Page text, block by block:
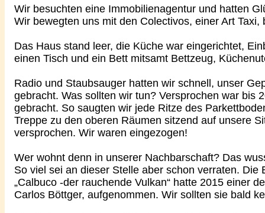
Wir besuchten eine Immobilienagentur und hatten
Wir bewegten uns mit den Colectivos, einer Art
Das Haus stand leer, die Küche war eingerichtet,
einen Tisch und ein Bett mitsamt Bettzeug,
Radio und Staubsauger hatten wir schnell, unser
gebracht. Was sollten wir tun? Versprochen war bis
gebracht. So saugten wir jede Ritze des
Treppe zu den oberen Räumen sitzend auf unsere
versprochen. Wir waren eingezogen!
Wer wohnt denn in unserer Nachbarschaft? Das
So viel sei an dieser Stelle aber schon verraten. Die
„Calbuco -der rauchende Vulkan“ hatte 2015 einer
Carlos Böttger, aufgenommen. Wir sollten sie bald